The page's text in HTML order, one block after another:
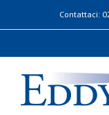
Contattaci: